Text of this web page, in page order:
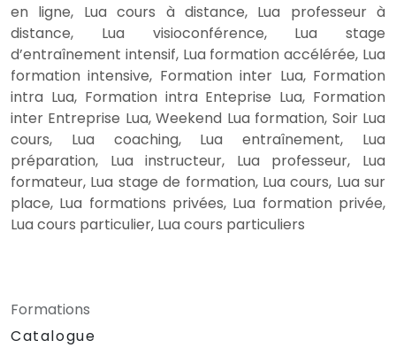
en ligne, Lua cours à distance, Lua professeur à
distance, Lua visioconférence, Lua stage
d’entraînement intensif, Lua formation accélérée, Lua
formation intensive, Formation inter Lua, Formation
intra Lua, Formation intra Enteprise Lua, Formation
inter Entreprise Lua, Weekend Lua formation, Soir Lua
cours, Lua coaching, Lua entraînement, Lua
préparation, Lua instructeur, Lua professeur, Lua
formateur, Lua stage de formation, Lua cours, Lua sur
place, Lua formations privées, Lua formation privée,
Lua cours particulier, Lua cours particuliers
Formations
Catalogue